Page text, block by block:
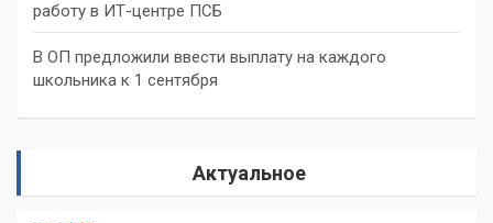
работу в ИТ-центре ПСБ
В ОП предложили ввести выплату на каждого
школьника к 1 сентября
Актуальное